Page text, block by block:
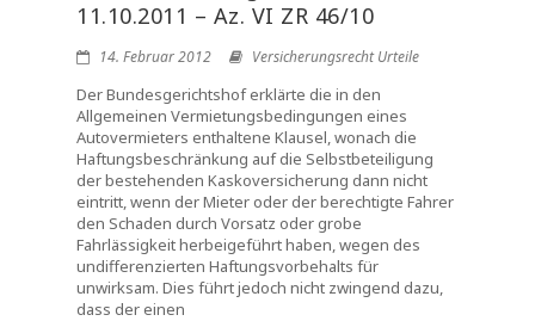
11.10.2011 – Az. VI ZR 46/10
14. Februar 2012 Versicherungsrecht Urteile
Der Bundesgerichtshof erklärte die in den
Allgemeinen Vermietungsbedingungen eines
Autovermieters enthaltene Klausel, wonach die
Haftungsbeschränkung auf die Selbstbeteiligung
der bestehenden Kaskoversicherung dann nicht
eintritt, wenn der Mieter oder der berechtigte Fahrer
den Schaden durch Vorsatz oder grobe
Fahrlässigkeit herbeigeführt haben, wegen des
undifferenzierten Haftungsvorbehalts für
unwirksam. Dies führt jedoch nicht zwingend dazu,
dass der einen